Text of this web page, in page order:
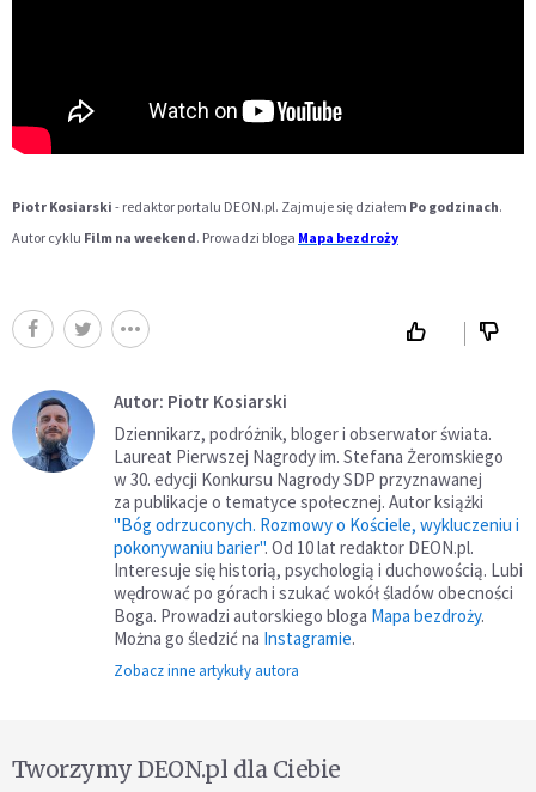
Piotr Kosiarski - redaktor portalu DEON.pl. Zajmuje się działem Po godzinach.
Autor cyklu Film na weekend. Prowadzi bloga Mapa bezdroży
Autor: Piotr Kosiarski
Dziennikarz, podróżnik, bloger i obserwator świata.
Laureat Pierwszej Nagrody im. Stefana Żeromskiego
w 30. edycji Konkursu Nagrody SDP przyznawanej
za publikacje o tematyce społecznej. Autor książki
"Bóg odrzuconych. Rozmowy o Kościele, wykluczeniu i
pokonywaniu barier". Od 10 lat redaktor DEON.pl.
Interesuje się historią, psychologią i duchowością. Lubi
wędrować po górach i szukać wokół śladów obecności
Boga. Prowadzi autorskiego bloga Mapa bezdroży.
Można go śledzić na Instagramie.
Zobacz inne artykuły autora
Tworzymy DEON.pl dla Ciebie